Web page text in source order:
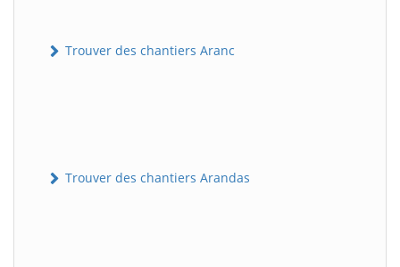
Trouver des chantiers Aranc
Trouver des chantiers Arandas